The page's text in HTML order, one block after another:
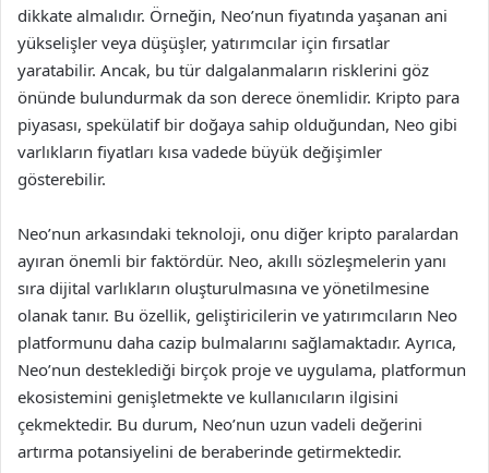
dikkate almalıdır. Örneğin, Neo’nun fiyatında yaşanan ani
yükselişler veya düşüşler, yatırımcılar için fırsatlar
yaratabilir. Ancak, bu tür dalgalanmaların risklerini göz
önünde bulundurmak da son derece önemlidir. Kripto para
piyasası, spekülatif bir doğaya sahip olduğundan, Neo gibi
varlıkların fiyatları kısa vadede büyük değişimler
gösterebilir.
Neo’nun arkasındaki teknoloji, onu diğer kripto paralardan
ayıran önemli bir faktördür. Neo, akıllı sözleşmelerin yanı
sıra dijital varlıkların oluşturulmasına ve yönetilmesine
olanak tanır. Bu özellik, geliştiricilerin ve yatırımcıların Neo
platformunu daha cazip bulmalarını sağlamaktadır. Ayrıca,
Neo’nun desteklediği birçok proje ve uygulama, platformun
ekosistemini genişletmekte ve kullanıcıların ilgisini
çekmektedir. Bu durum, Neo’nun uzun vadeli değerini
artırma potansiyelini de beraberinde getirmektedir.